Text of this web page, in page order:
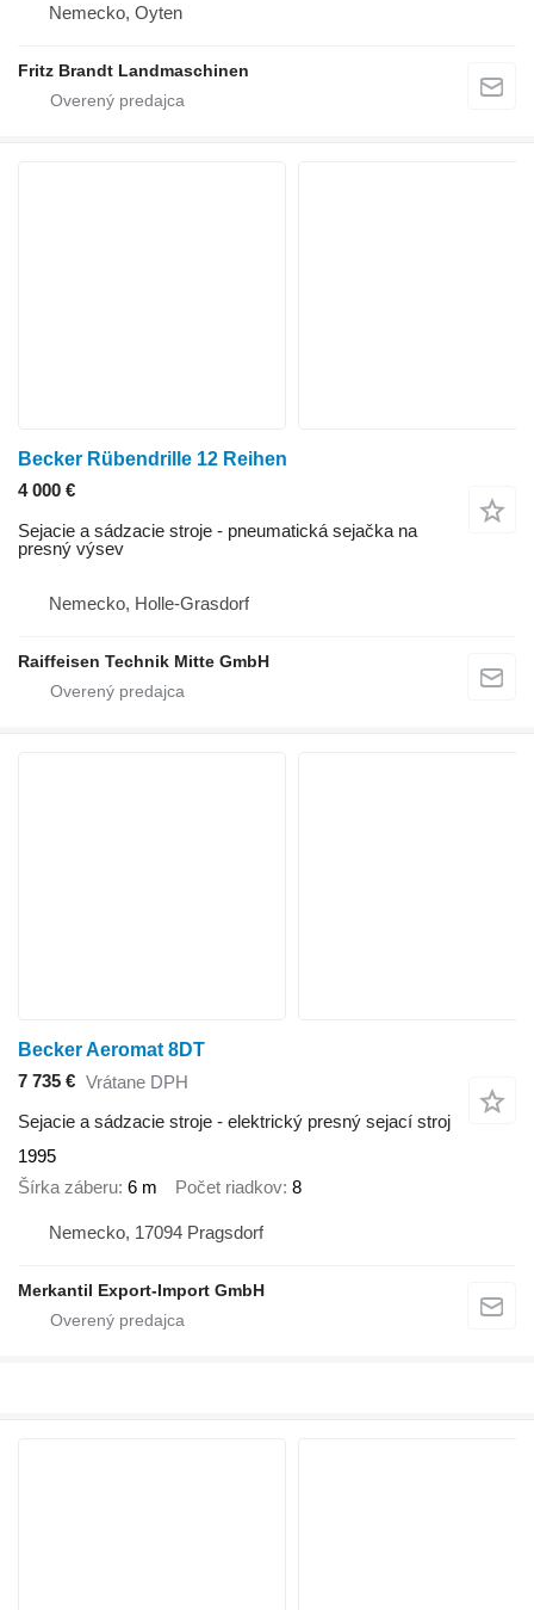
Nemecko, Oyten
Fritz Brandt Landmaschinen
Becker Rübendrille 12 Reihen
4 000 €
Sejacie a sádzacie stroje - pneumatická sejačka na
presný výsev
Nemecko, Holle-Grasdorf
Raiffeisen Technik Mitte GmbH
Becker Aeromat 8DT
7 735 € Vrátane DPH
Sejacie a sádzacie stroje - elektrický presný sejací stroj
1995
Šírka záberu 6 m Počet riadkov 8
Nemecko, 17094 Pragsdorf
Merkantil Export-Import GmbH